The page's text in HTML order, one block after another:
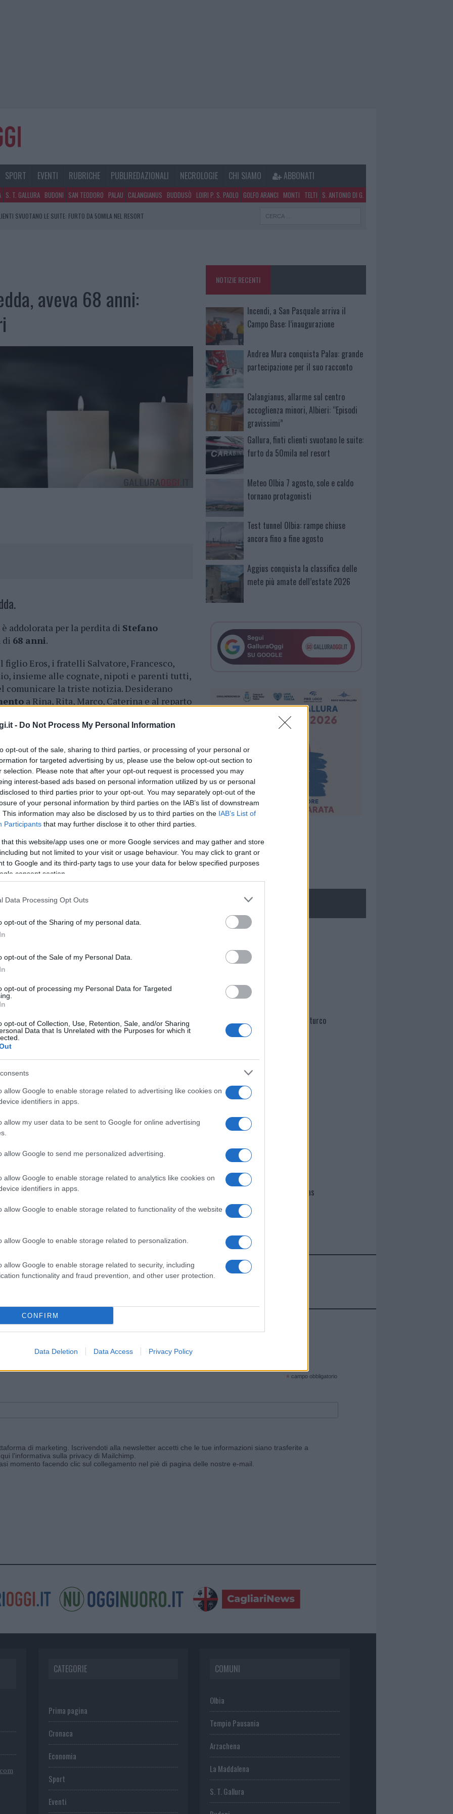
- Do Not Process My Personal Information
opt-out of the sale, sharing to third parties, or processing of your personal or
for targeted advertising by us, please use the below opt-out section to
selection. Please note that after your opt-out request is processed you may
interest-based ads based on personal information utilized by us or personal
to third parties prior to your opt-out. You may separately opt-out of the
of your personal information by third parties on the IAB’s list of downstream
This information may also be disclosed by us to third parties on the IAB’s List of
Participants that may further disclose it to other third parties.
that this website/app uses one or more Google services and may gather and store
but not limited to your visit or usage behaviour. You may click to grant or
to Google and its third-party tags to use your data for below specified purposes
consent section.
Data Processing Opt Outs
opt-out of the Sharing of my personal data.
opt-out of the Sale of my Personal Data.
opt-out of processing my Personal Data for Targeted
opt-out of Collection, Use, Retention, Sale, and/or Sharing
Data that Is Unrelated with the Purposes for which it
allow Google to enable storage related to advertising like cookies on
identifiers in apps.
allow my user data to be sent to Google for online advertising
allow Google to send me personalized advertising.
allow Google to enable storage related to analytics like cookies on
identifiers in apps.
allow Google to enable storage related to functionality of the website
allow Google to enable storage related to personalization.
allow Google to enable storage related to security, including
functionality and fraud prevention, and other user protection.
CONFIRM
Data Deletion Data Access Privacy Policy
SPORT EVENTI RUBRICHE PUBLIREDAZIONALI NECROLOGIE CHI SIAMO ABBONATI
S. T. GALLURA BUDONI SAN TEODORO PALAU CALANGIANUS BUDDUSÒ LOIRI P. S. PAOLO GOLFO ARANCI MONTI TELTI S. ANTONIO DI G.
SVUOTANO LE SUITE: FURTO DA 50MILA NEL RESORT
aveva 68 anni:
è addolorata per la perdita di Stefano
di 68 anni.
figlio Eros, i fratelli Salvatore, Francesco,
insieme alle cognate, nipoti e parenti tutti,
comunicare la triste notizia. Desiderano
a Rina, Rita, Marco, Caterina e al reparto
e le amorevoli cure prestate durante il
giovedì 8 febbraio, alle ore 15, presso
funebre partirà dalla dimora dell’estinto.
cliccandoqui
nella sezione
Stefano Piredda
NOTIZIE RECENTI
Incendi, a San Pasquale arriva il
Campo Base: l’inaugurazione
Andrea Mura conquista Palau: grande
partecipazione per il suo racconto
Calangianus, allarme sul centro
accoglienza minori, Albieri: “Episodi
gravissimi”
Gallura, finti clienti svuotano le suite:
furto da 50mila nel resort
Meteo Olbia 7 agosto, sole e caldo
tornano protagonisti
Test tunnel Olbia: rampe chiuse
ancora fino a fine agosto
Aggius conquista la classifica delle
mete più amate dell’estate 2026
NECROLOGIE
Martina Agostina Diturco
I nostri cari
I nostri cari
Giovannimaria Cabras
Invia un Comunicato Stampa|Pubblicità|Segnala
e ricevi le nostre email periodiche contenenti le ultime notizie pubblicate sul sito web!
* campo obbligatorio
di marketing. Iscrivendoti alla newsletter accetti che le tue informazioni siano trasferite a
l'informativa sulla privacy di Mailchimp
momento facendo clic sul collegamento nel piè di pagina delle nostre e-mail.
CATEGORIE
Prima pagina
Cronaca
Economia
Sport
Eventi
COMUNI
Olbia
Tempio Pausania
Arzachena
La Maddalena
S. T. Gallura